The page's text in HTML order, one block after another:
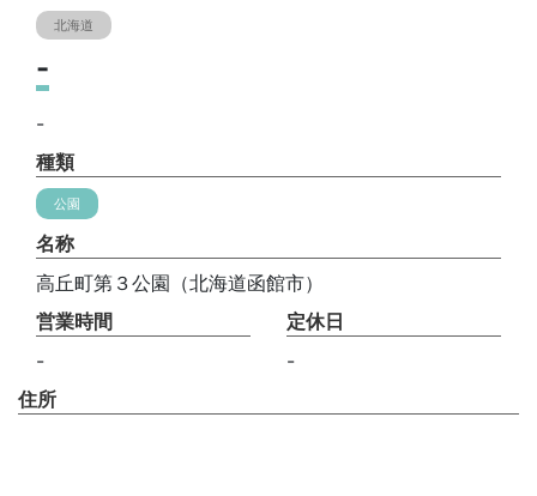
北海道
-
-
種類
公園
名称
高丘町第３公園（北海道函館市）
営業時間
-
定休日
-
住所